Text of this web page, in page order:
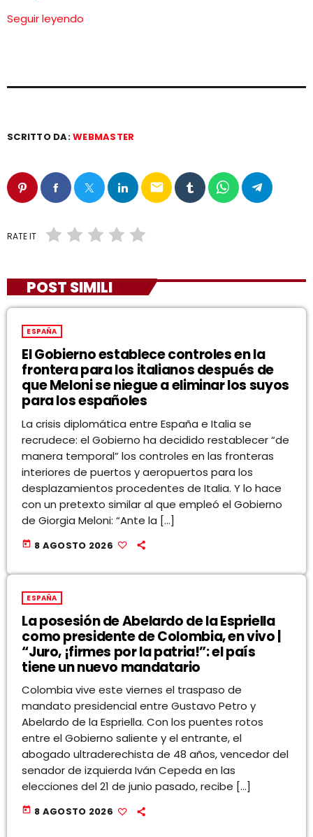
Seguir leyendo
SCRITTO DA:WEBMASTER
email
RATE IT
POST SIMILI
ESPAÑA
El Gobierno establece controles en la
frontera para los italianos después de
que Meloni se niegue a eliminar los suyos
para los españoles
La crisis diplomática entre España e Italia se
recrudece: el Gobierno ha decidido restablecer “de
manera temporal” los controles en las fronteras
interiores de puertos y aeropuertos para los
desplazamientos procedentes de Italia. Y lo hace
con un pretexto similar al que empleó el Gobierno
de Giorgia Meloni: “Ante la […]
today 8 AGOSTO 2026
ESPAÑA
La posesión de Abelardo de la Espriella
como presidente de Colombia, en vivo |
“Juro, ¡firmes por la patria!”: el país
tiene un nuevo mandatario
Colombia vive este viernes el traspaso de
mandato presidencial entre Gustavo Petro y
Abelardo de la Espriella. Con los puentes rotos
entre el Gobierno saliente y el entrante, el
abogado ultraderechista de 48 años, vencedor del
senador de izquierda Iván Cepeda en las
elecciones del 21 de junio pasado, recibe […]
today 8 AGOSTO 2026